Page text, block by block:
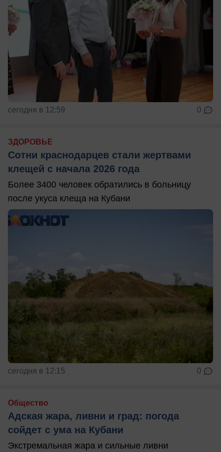
сегодня в 12:59 0
ЗДОРОВЬЕ
Сотни краснодарцев стали жертвами
клещей с начала 2026 года
Более 3400 человек обратились в больницу
после укуса клеща на Кубани
сегодня в 12:15 0
Общество
Адская жара, ливни и град: погода
сойдет с ума на Кубани
Экстремальная жара и сильные ливни